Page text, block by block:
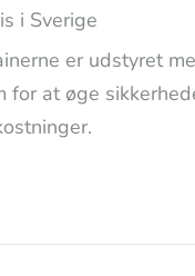
i Sverige
er udstyret
for at øge